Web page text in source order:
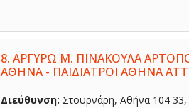
8. ΑΡΓΥΡΩ Μ. ΠΙΝΑΚΟΥΛΑ
ΑΘΗΝΑ - ΠΑΙΔΙΑΤΡΟΙ ΑΘΗΝΑ
Διεύθυνση: Στουρνάρη, Αθήνα 104 33,